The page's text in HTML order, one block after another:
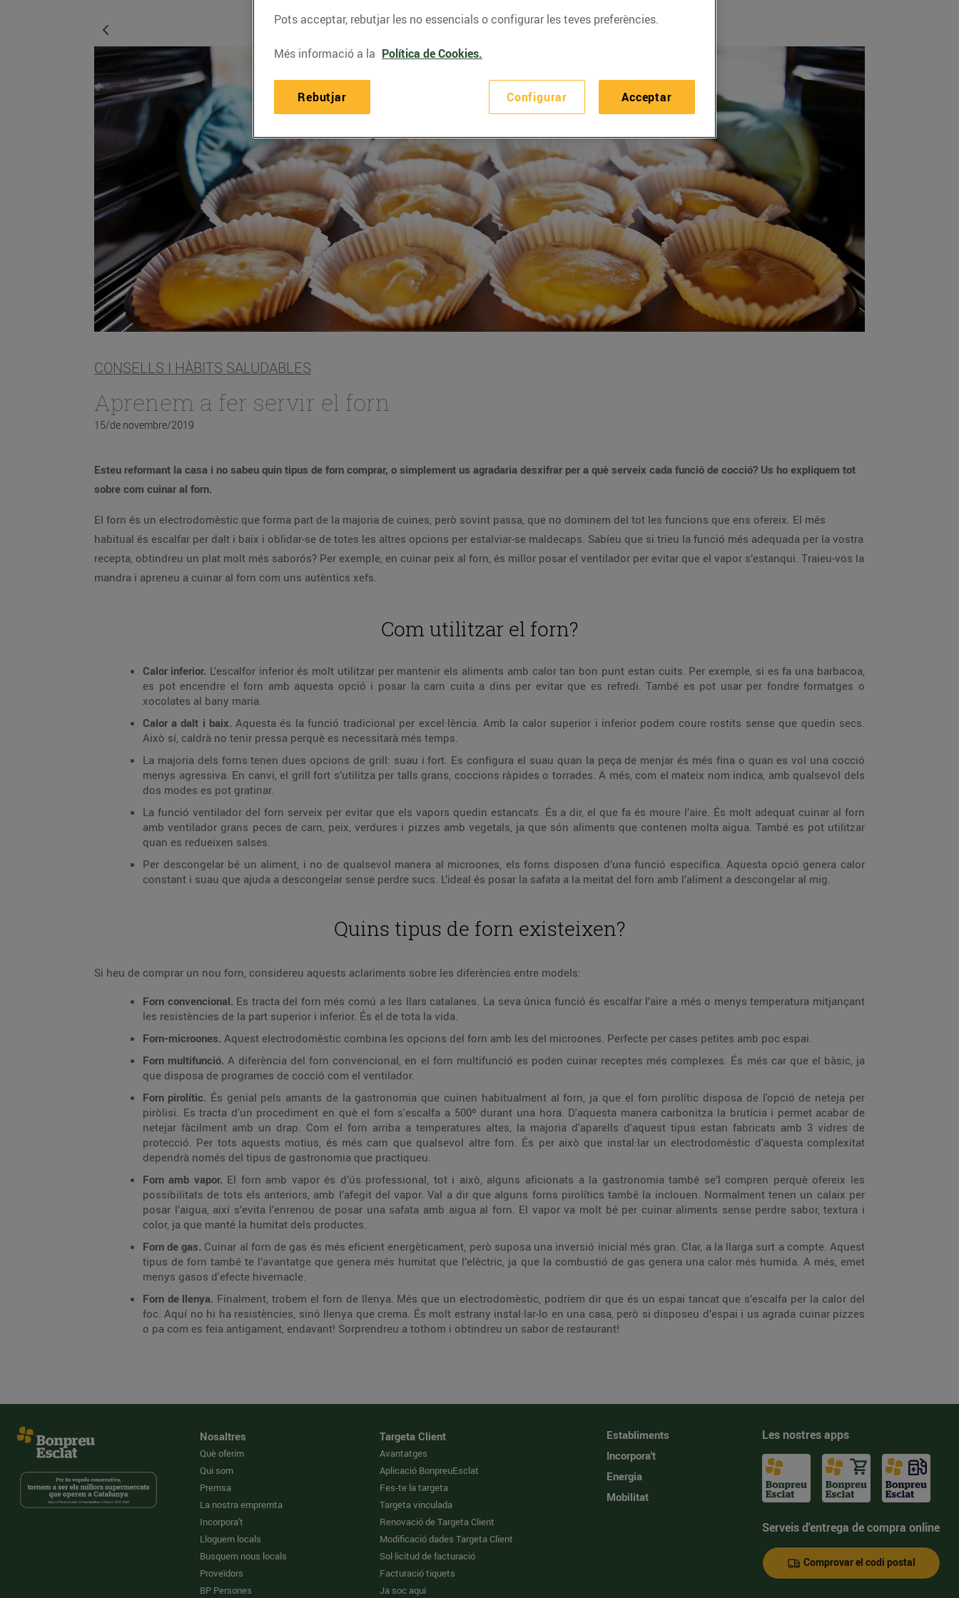
CONSELLS I HÀBITS SALUDABLES
Aprenem a fer servir el forn
15/de novembre/2019
Esteu reformant la casa i no sabeu quin tipus de forn comprar, o simplement us agradaria desxifrar per a què serveix cada funció de cocció? Us ho expliquem tot
sobre com cuinar al forn.
El forn és un electrodomèstic que forma part de la majoria de cuines, però sovint passa, que no dominem del tot les funcions que ens ofereix. El més
habitual és escalfar per dalt i baix i oblidar-se de totes les altres opcions per estalviar-se maldecaps. Sabíeu que si trieu la funció més adequada per la vostra
recepta, obtindreu un plat molt més saborós? Per exemple, en cuinar peix al forn, és millor posar el ventilador per evitar que el vapor s’estanqui. Traieu-vos la
mandra i apreneu a cuinar al forn com uns autèntics xefs.
Com utilitzar el forn?
Calor inferior. L’escalfor inferior és molt utilitzar per mantenir els aliments amb calor tan bon punt estan cuits. Per exemple, si es fa una barbacoa,
es pot encendre el forn amb aquesta opció i posar la carn cuita a dins per evitar que es refredi. També es pot usar per fondre formatges o
xocolates al bany maria.
Calor a dalt i baix. Aquesta és la funció tradicional per excel·lència. Amb la calor superior i inferior podem coure rostits sense que quedin secs.
Això sí, caldrà no tenir pressa perquè es necessitarà més temps.
La majoria dels forns tenen dues opcions de grill: suau i fort. Es configura el suau quan la peça de menjar és més fina o quan es vol una cocció
menys agressiva. En canvi, el grill fort s’utilitza per talls grans, coccions ràpides o torrades. A més, com el mateix nom indica, amb qualsevol dels
dos modes es pot gratinar.
La funció ventilador del forn serveix per evitar que els vapors quedin estancats. És a dir, el que fa és moure l’aire. És molt adequat cuinar al forn
amb ventilador grans peces de carn, peix, verdures i pizzes amb vegetals, ja que són aliments que contenen molta aigua. També es pot utilitzar
quan es redueixen salses.
Per descongelar bé un aliment, i no de qualsevol manera al microones, els forns disposen d’una funció específica. Aquesta opció genera calor
constant i suau que ajuda a descongelar sense perdre sucs. L’ideal és posar la safata a la meitat del forn amb l’aliment a descongelar al mig.
Quins tipus de forn existeixen?
Si heu de comprar un nou forn, considereu aquests aclariments sobre les diferències entre models:
Forn convencional. Es tracta del forn més comú a les llars catalanes. La seva única funció és escalfar l’aire a més o menys temperatura mitjançant
les resistències de la part superior i inferior. És el de tota la vida.
Forn-microones. Aquest electrodomèstic combina les opcions del forn amb les del microones. Perfecte per cases petites amb poc espai.
Forn multifunció. A diferència del forn convencional, en el forn multifunció es poden cuinar receptes més complexes. És més car que el bàsic, ja
que disposa de programes de cocció com el ventilador.
Forn pirolític. És genial pels amants de la gastronomia que cuinen habitualment al forn, ja que el forn pirolític disposa de l'opció de neteja per
piròlisi. Es tracta d'un procediment en què el forn s'escalfa a 500º durant una hora. D'aquesta manera carbonitza la brutícia i permet acabar de
netejar fàcilment amb un drap. Com el forn arriba a temperatures altes, la majoria d'aparells d'aquest tipus estan fabricats amb 3 vidres de
protecció. Per tots aquests motius, és més carn que qualsevol altre forn. És per això que instal·lar un electrodomèstic d'aquesta complexitat
dependrà només del tipus de gastronomia que practiqueu.
Forn amb vapor. El forn amb vapor és d’ús professional, tot i això, alguns aficionats a la gastronomia també se’l compren perquè ofereix les
possibilitats de tots els anteriors, amb l’afegit del vapor. Val a dir que alguns forns pirolítics també la inclouen. Normalment tenen un calaix per
posar l’aigua, així s’evita l’enrenou de posar una safata amb aigua al forn. El vapor va molt bé per cuinar aliments sense perdre sabor, textura i
color, ja que manté la humitat dels productes.
Forn de gas. Cuinar al forn de gas és més eficient energèticament, però suposa una inversió inicial més gran. Clar, a la llarga surt a compte. Aquest
tipus de forn també te l’avantatge que genera més humitat que l’elèctric, ja que la combustió de gas genera una calor més humida. A més, emet
menys gasos d'efecte hivernacle.
Forn de llenya. Finalment, trobem el forn de llenya. Més que un electrodomèstic, podríem dir que és un espai tancat que s’escalfa per la calor del
foc. Aquí no hi ha resistències, sinó llenya que crema. És molt estrany instal·lar-lo en una casa, però si disposeu d’espai i us agrada cuinar pizzes
o pa com es feia antigament, endavant! Sorprendreu a tothom i obtindreu un sabor de restaurant!
Nosaltres
Què oferim
Qui som
Premsa
La nostra empremta
Incorpora't
Lloguem locals
Busquem nous locals
Proveïdors
BP Persones
Targeta Client
Avantatges
Aplicació BonpreuEsclat
Fes-te la targeta
Targeta vinculada
Renovació de Targeta Client
Modificació dades Targeta Client
Sol·licitud de facturació
Facturació tiquets
Ja soc aquí
Establiments
Incorpora't
Energia
Mobilitat
Les nostres apps
Serveis d'entrega de compra online
Comprovar el codi postal
Pots acceptar, rebutjar les no essencials o configurar les teves preferències.
Més informació a la Política de Cookies.
Configurar
Rebutjar Acceptar